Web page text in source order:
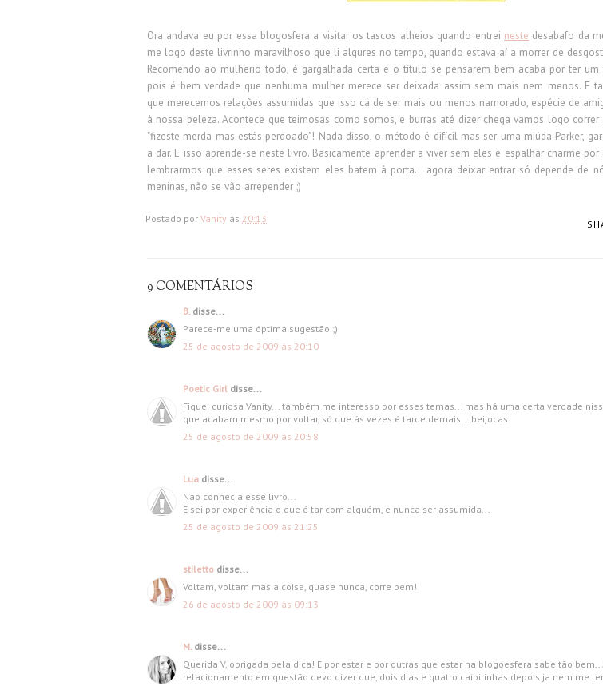
Ora andava eu por essa blogosfera a visitar os tascos alheios quando entrei neste desabafo da
me logo deste livrinho maravilhoso que li algures no tempo, quando estava aí a morrer de
Recomendo ao mulherio todo, é gargalhada certa e o título se pensarem bem acaba por ter um
pois é bem verdade que nenhuma mulher merece ser deixada assim sem mais nem menos. E
que merecemos relações assumidas que isso cá de ser mais ou menos namorado, espécie de
à nossa beleza. Acontece que teimosas como somos, e burras até dizer chega vamos logo
"fizeste merda mas estás perdoado"! Nada disso, o método é difícil mas ser uma miúda Parker,
a dar. E isso aprende-se neste livro. Basicamente aprender a viver sem eles e espalhar charme
lembrarmos que esses seres existem eles batem à porta... agora deixar entrar só depende de
meninas, não se vão arrepender ;)
Postado por Vanity às 20:13
9 COMENTÁRIOS
B. disse...
Parece-me uma óptima sugestão ;)
25 de agosto de 2009 às 20:10
Poetic Girl disse...
Fiquei curiosa Vanity... também me interesso por esses temas... mas há uma certa verdade
que acabam mesmo por voltar, só que ás vezes é tarde demais... beijocas
25 de agosto de 2009 às 20:58
Lua disse...
Não conhecia esse livro...
E sei por experiência o que é tar com alguém, e nunca ser assumida...
25 de agosto de 2009 às 21:25
stiletto disse...
Voltam, voltam mas a coisa, quase nunca, corre bem!
26 de agosto de 2009 às 09:13
M. disse...
Querida V, obrigada pela dica! É por estar e por outras que estar na blogoesfera sabe tão
relacionamento em questão devo dizer que, dois dias e quatro caipirinhas depois ja nem me